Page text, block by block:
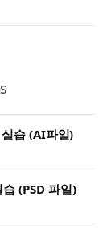
습 (AI파일)
(PSD 파일)